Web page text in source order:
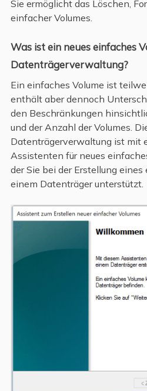
Sie ermöglicht das Löschen,
einfacher Volumes.
Was ist ein neues einfaches
Datenträgerverwaltung?
Ein einfaches Volume ist
enthält aber dennoch
den Beschränkungen
und der Anzahl der Volumes.
Datenträgerverwaltung ist mit
Assistenten für neues
der Sie bei der Erstellung
einem Datenträger unterstützt.